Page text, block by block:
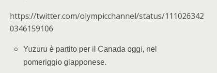
https://twitter.com/olympicchannel/status/111026342
0346159106
Yuzuru è partito per il Canada oggi, nel
pomeriggio giapponese.